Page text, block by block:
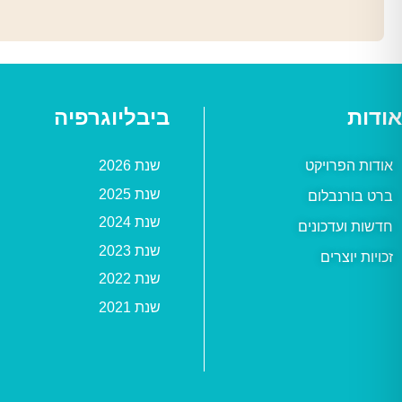
אודות
אודות הפרויקט
ברט בורנבלום
חדשות ועדכונים
זכויות יוצרים
ביבליוגרפיה
שנת 2026
שנת 2025
שנת 2024
שנת 2023
שנת 2022
שנת 2021